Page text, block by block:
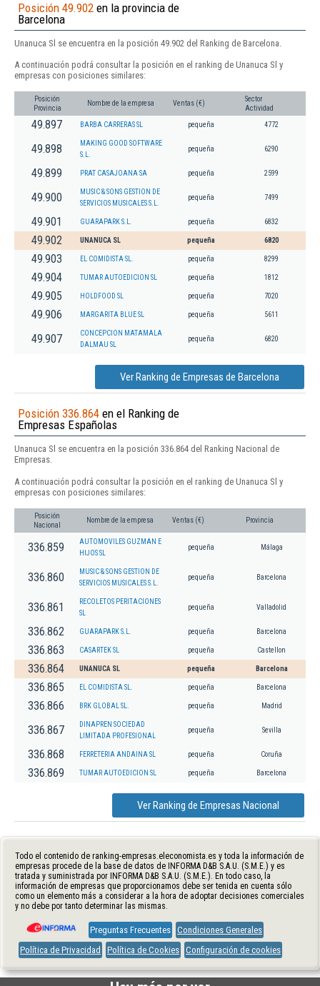
Posición 49.902 en la provincia de
Barcelona
Unanuca Sl se encuentra en la posición 49.902 del Ranking de Barcelona.
A continuación podrá consultar la posición en el ranking de Unanuca Sl y
empresas con posiciones similares:
Posición
Provincia
Nombre de la empresa Ventas (€)
Sector
Actividad
49.897 BARBA CARRERAS SL pequeña 4772
49.898
MAKING GOOD SOFTWARE
S.L.
pequeña 6290
49.899 PRAT CASAJOANA SA pequeña 2599
49.900
MUSIC & SONS GESTION DE
SERVICIOS MUSICALES S.L.
pequeña 7499
49.901 GUARAPARK S.L. pequeña 6832
49.902 UNANUCA SL pequeña 6820
49.903 EL COMIDISTA SL. pequeña 8299
49.904 TUMAR AUTOEDICION SL pequeña 1812
49.905 HOLDFOOD SL pequeña 7020
49.906 MARGARITA BLUE SL pequeña 5611
49.907
CONCEPCION MATAMALA
DALMAU SL
pequeña 6820
Ver Ranking de Empresas de Barcelona
Posición 336.864 en el Ranking de
Empresas Españolas
Unanuca Sl se encuentra en la posición 336.864 del Ranking Nacional de
Empresas.
A continuación podrá consultar la posición en el ranking de Unanuca Sl y
empresas con posiciones similares:
Posición
Nacional
Nombre de la empresa Ventas (€) Provincia
336.859
AUTOMOVILES GUZMAN E
HIJOS SL
pequeña Málaga
336.860
MUSIC & SONS GESTION DE
SERVICIOS MUSICALES S.L.
pequeña Barcelona
336.861
RECOLETOS PERITACIONES
SL
pequeña Valladolid
336.862 GUARAPARK S.L. pequeña Barcelona
336.863 CASARTEK SL pequeña Castellon
336.864 UNANUCA SL pequeña Barcelona
336.865 EL COMIDISTA SL. pequeña Barcelona
336.866 BRK GLOBAL SL. pequeña Madrid
336.867
DINAPREN SOCIEDAD
LIMITADA PROFESIONAL
pequeña Sevilla
336.868 FERRETERIA ANDAINA SL pequeña Coruña
336.869 TUMAR AUTOEDICION SL pequeña Barcelona
Ver Ranking de Empresas Nacional
Todo el contenido de ranking-empresas.eleconomista.es y toda la información de
empresas procede de la base de datos de INFORMA D&B S.A.U. (S.M.E.) y es
tratada y suministrada por INFORMA D&B S.A.U. (S.M.E.). En todo caso, la
información de empresas que proporcionamos debe ser tenida en cuenta sólo
como un elemento más a considerar a la hora de adoptar decisiones comerciales
y no debe por tanto determinar las mismas.
Preguntas Frecuentes Condiciones Generales
Política de Privacidad
Política de Cookies Configuración de cookies